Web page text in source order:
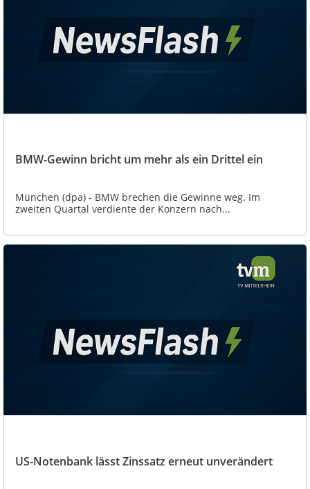
BMW-Gewinn bricht um mehr als ein Drittel ein
München (dpa) - BMW brechen die Gewinne weg. Im
zweiten Quartal verdiente der Konzern nach...
US-Notenbank lässt Zinssatz erneut unverändert